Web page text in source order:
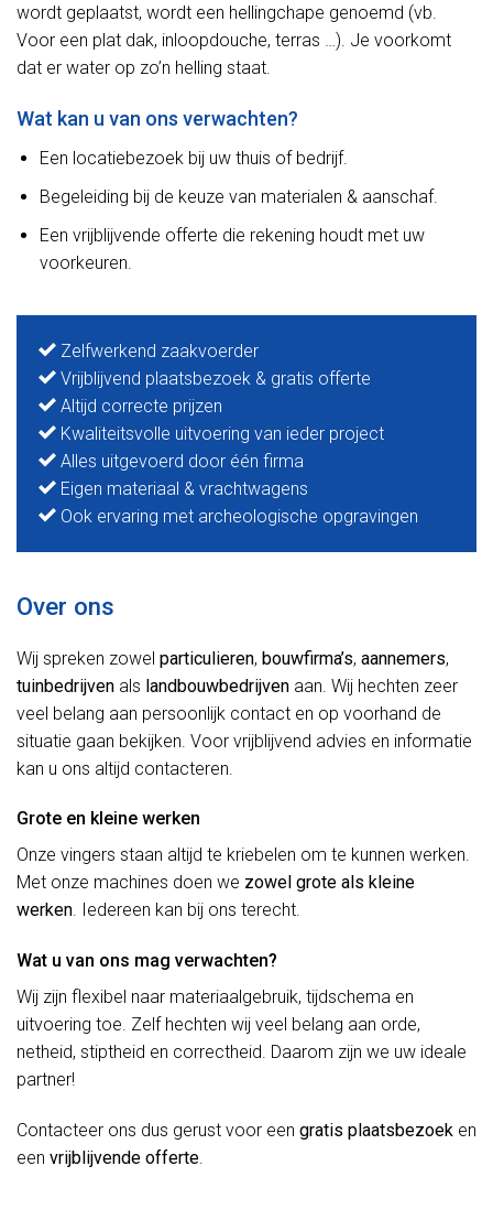
wordt geplaatst, wordt een hellingchape genoemd (vb.
Voor een plat dak, inloopdouche, terras …). Je voorkomt
dat er water op zo’n helling staat.
Wat kan u van ons verwachten?
Een locatiebezoek bij uw thuis of bedrijf.
Begeleiding bij de keuze van materialen & aanschaf.
Een vrijblijvende offerte die rekening houdt met uw
voorkeuren.
Zelfwerkend zaakvoerder
Vrijblijvend plaatsbezoek & gratis offerte
Altijd correcte prijzen
Kwaliteitsvolle uitvoering van ieder project
Alles uitgevoerd door één firma
Eigen materiaal & vrachtwagens
Ook ervaring met archeologische opgravingen
Over ons
Wij spreken zowel particulieren, bouwfirma’s, aannemers,
tuinbedrijven als landbouwbedrijven aan. Wij hechten zeer
veel belang aan persoonlijk contact en op voorhand de
situatie gaan bekijken. Voor vrijblijvend advies en informatie
kan u ons altijd contacteren.
Grote en kleine werken
Onze vingers staan altijd te kriebelen om te kunnen werken.
Met onze machines doen we zowel grote als kleine
werken. Iedereen kan bij ons terecht.
Wat u van ons mag verwachten?
Wij zijn flexibel naar materiaalgebruik, tijdschema en
uitvoering toe. Zelf hechten wij veel belang aan orde,
netheid, stiptheid en correctheid. Daarom zijn we uw ideale
partner!
Contacteer ons dus gerust voor een gratis plaatsbezoek en
een vrijblijvende offerte.